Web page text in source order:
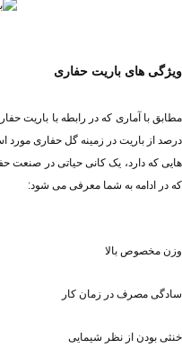
ویژگی های باریت حفاری
که در ادامه به شما معرفی می شود:
وزن مخصوص بالا
سادگی مصرف در زمان کار
خنثی بودن از نظر شیمایی